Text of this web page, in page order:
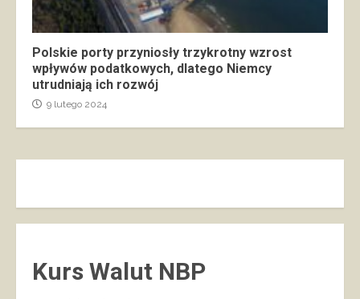
Polskie porty przyniosły trzykrotny wzrost
wpływów podatkowych, dlatego Niemcy
utrudniają ich rozwój
9 lutego 2024
Kurs Walut NBP